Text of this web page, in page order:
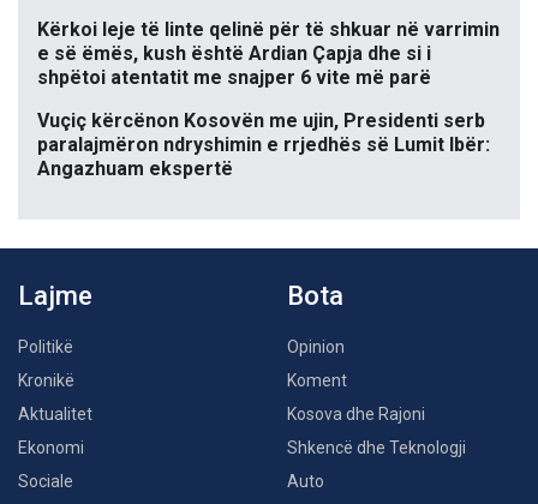
Kërkoi leje të linte qelinë për të shkuar në varrimin
e së ëmës, kush është Ardian Çapja dhe si i
shpëtoi atentatit me snajper 6 vite më parë
Vuçiç kërcënon Kosovën me ujin, Presidenti serb
paralajmëron ndryshimin e rrjedhës së Lumit Ibër:
Angazhuam ekspertë
Lajme
Politikë
Kronikë
Aktualitet
Ekonomi
Sociale
Bota
Opinion
Koment
Kosova dhe Rajoni
Shkencë dhe Teknologji
Auto